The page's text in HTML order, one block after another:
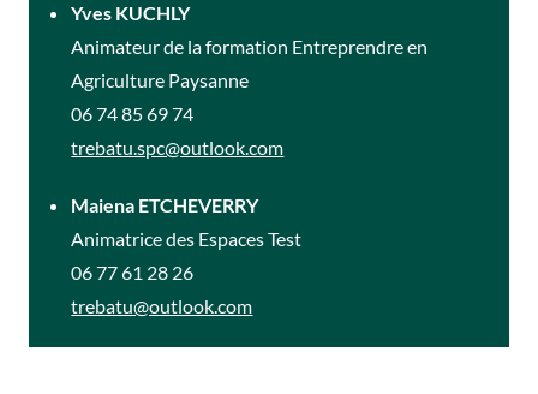
Yves KUCHLY
Animateur de la formation Entreprendre en
Agriculture Paysanne
06 74 85 69 74
trebatu.spc@outlook.com
Maiena ETCHEVERRY
Animatrice des Espaces Test
06 77 61 28 26
trebatu@outlook.com